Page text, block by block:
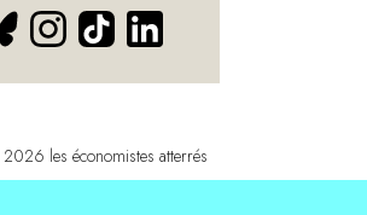
les économistes atterrés